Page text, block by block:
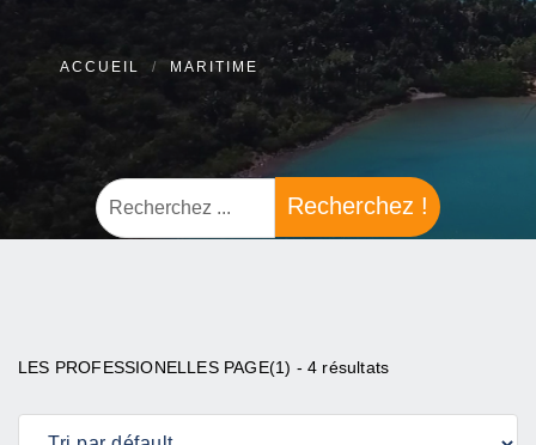
ACCUEIL MARITIME
Recherchez !
LES PROFESSIONELLES PAGE(1) - 4 résultats